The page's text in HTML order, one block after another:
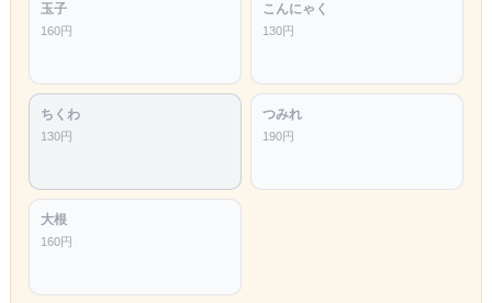
玉子
160円
こんにゃく
130円
ちくわ
130円
つみれ
190円
大根
160円